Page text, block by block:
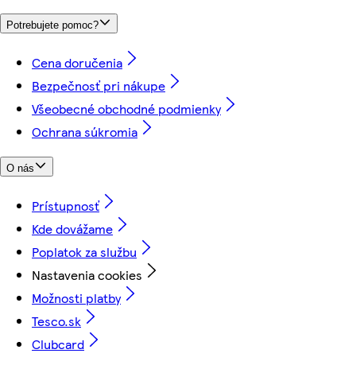
Potrebujete pomoc?
Cena doručenia
Bezpečnosť pri nákupe
Všeobecné obchodné podmienky
Ochrana súkromia
O nás
Prístupnosť
Kde dovážame
Poplatok za službu
Nastavenia cookies
Možnosti platby
Tesco.sk
Clubcard